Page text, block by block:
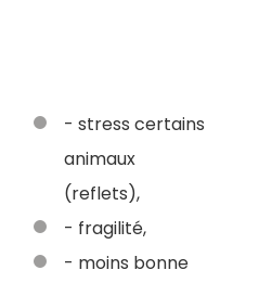
- stress certains
animaux
(reflets),
- fragilité,
- moins bonne